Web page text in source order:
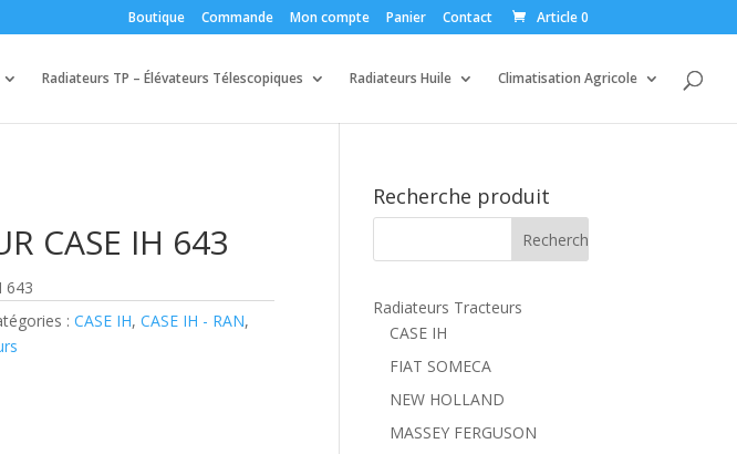
Boutique Commande Mon compte Panier Contact Article 0
Radiateurs TP – Élévateurs Télescopiques Radiateurs Huile Climatisation Agricole
CASE IH 643
643
:CASE IH,CASE IH - RAN,
Recherche produit
Radiateurs Tracteurs
CASE IH
FIAT SOMECA
NEW HOLLAND
MASSEY FERGUSON